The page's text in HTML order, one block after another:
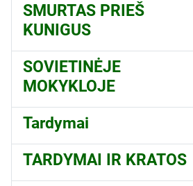
SMURTAS PRIEŠ
KUNIGUS
SOVIETINĖJE
MOKYKLOJE
Tardymai
TARDYMAI IR KRATOS